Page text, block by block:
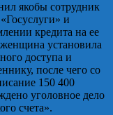
якобы сотрудник
и
кредита на ее
установила
доступа и
после чего со
150 400
уголовное дело
счета».